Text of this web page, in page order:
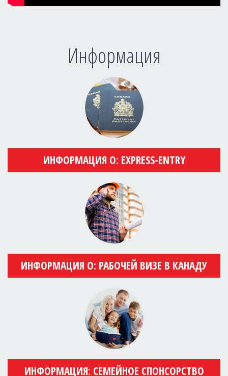
Информация
ИНФОРМАЦИЯ О: EXPRESS-ENTRY
ИНФОРМАЦИЯ О: РАБОЧЕЙ ВИЗЕ В КАНАДУ
ИНФОРМАЦИЯ: СЕМЕЙНОЕ СПОНСОРСТВО